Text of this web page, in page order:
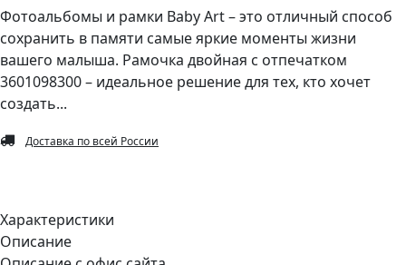
Фотоальбомы и рамки Baby Art – это отличный способ
сохранить в памяти самые яркие моменты жизни
вашего малыша. Рамочка двойная с отпечатком
3601098300 – идеальное решение для тех, кто хочет
создать...
Доставка по всей России
Характеристики
Описание